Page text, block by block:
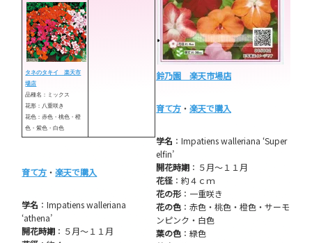
タネのタキイ 楽天市
場店
品種名：ミックス
花形：八重咲き
花色：赤色・桃色・橙
色・紫色・白色
育て方 ・楽天で購入
学名 ：Impatiens walleriana
‘athena’
開花時期 ：５月～１１月
鈴乃園 楽天市場店
育て方 ・ 楽天で購入
学名 ：Impatiens walleriana ‘Super
elfin’
開花時期 ：５月～１１月
花径 ：約４ｃｍ
花の形 ：一重咲き
花の色 ：赤色・桃色・橙色・サーモ
ンピンク・白色
葉の色 ：緑色